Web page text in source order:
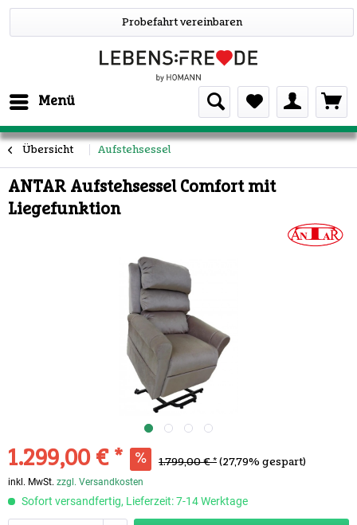
Probefahrt vereinbaren
Menü
Übersicht Aufstehsessel
ANTAR Aufstehsessel Comfort mit
Liegefunktion
1.299,00 € * 1.799,00 € * (27,79% gespart)
inkl. MwSt. zzgl. Versandkosten
Sofort versandfertig, Lieferzeit: 7-14 Werktage